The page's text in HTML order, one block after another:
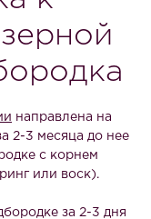
направлена на
2-3 месяца до нее
с корнем
или воск).
за 2-3 дня